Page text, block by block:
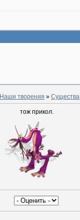
Наши творения » Существа
тож прикол.